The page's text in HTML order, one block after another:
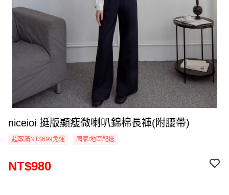
niceioi 挺版顯瘦微喇叭錦棉長褲(附腰帶)
超取滿NT$699免運 國家/地區配送
NT$980